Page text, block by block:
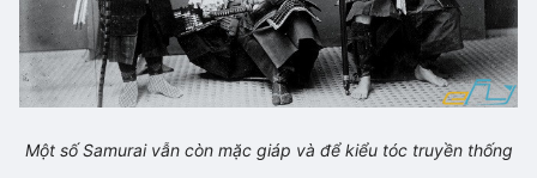
Một số Samurai vẫn còn mặc giáp và để kiểu tóc truyền thống